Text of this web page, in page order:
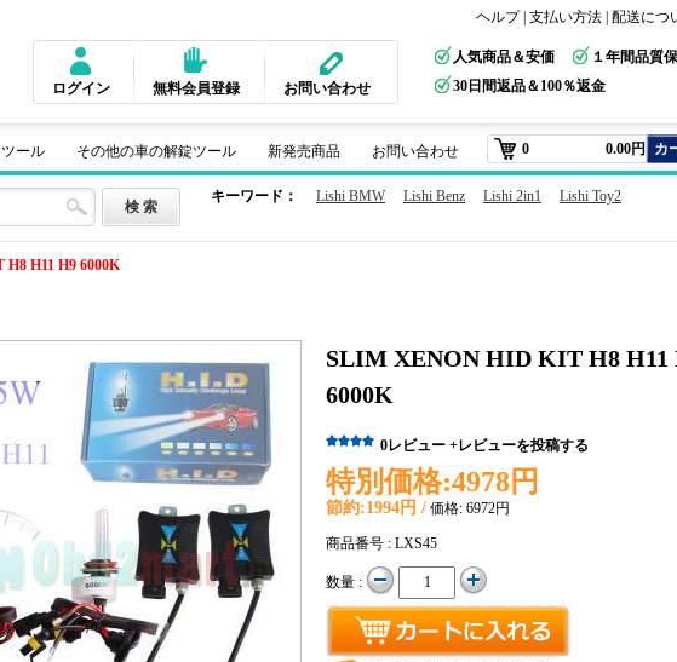
ヘルプ 支払い方法 配送につ
ログイン 無料会員登録 お問い合わせ
人気商品＆安価
１年間品質
30日間返品＆100％返金
ール その他の車の解錠ツール 新発売商品 お問い合わせ 0 0.00円 カ
キーワード： Lishi BMW Lishi Benz Lishi 2in1 Lishi Toy2
H11 H9 6000K
SLIM XENON HID KIT H8 H11
6000K
0レビュー +レビューを投稿する
特別価格:4978円
節約:1994円 / 価格: 6972円
商品番号 : LXS45
数量 :